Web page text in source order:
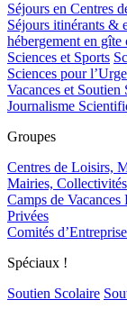
Séjours en Centres
Séjours itinérants &
hébergement en gîte
Sciences et Sports
Sciences pour
Vacances et Soutien
Journalisme
Groupes
Centres de Loisirs,
Mairies,
Camps de Vacances
Privées
Comités
Spéciaux !
Soutien Scolaire